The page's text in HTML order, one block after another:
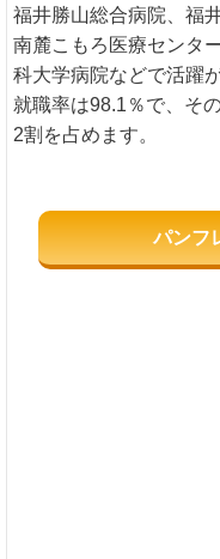
福井勝山総合病院、福
南麓こもろ医療センタ
科大学病院などで活躍
就職率は98.1％で、そ
2割を占めます。
パンフ